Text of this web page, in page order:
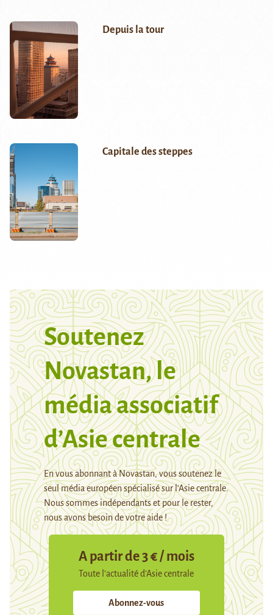
Depuis la tour
Capitale des steppes
Soutenez
Novastan, le
média associatif
d’Asie centrale
En vous abonnant à Novastan, vous soutenez le
seul média européen spécialisé sur l’Asie centrale.
Nous sommes indépendants et pour le rester,
nous avons besoin de votre aide !
A partir de 3 € / mois
Toute l’actualité d’Asie centrale
Abonnez-vous